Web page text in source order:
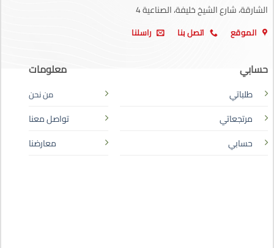
الشارقة، شارع الشيخ خليفة، الصناعية 4
الموقع اتصل بنا راسلنا
حسابي
طلباتي
مرتجعاتي
حسابي
معلومات
من نحن
تواصل معنا
معارضنا